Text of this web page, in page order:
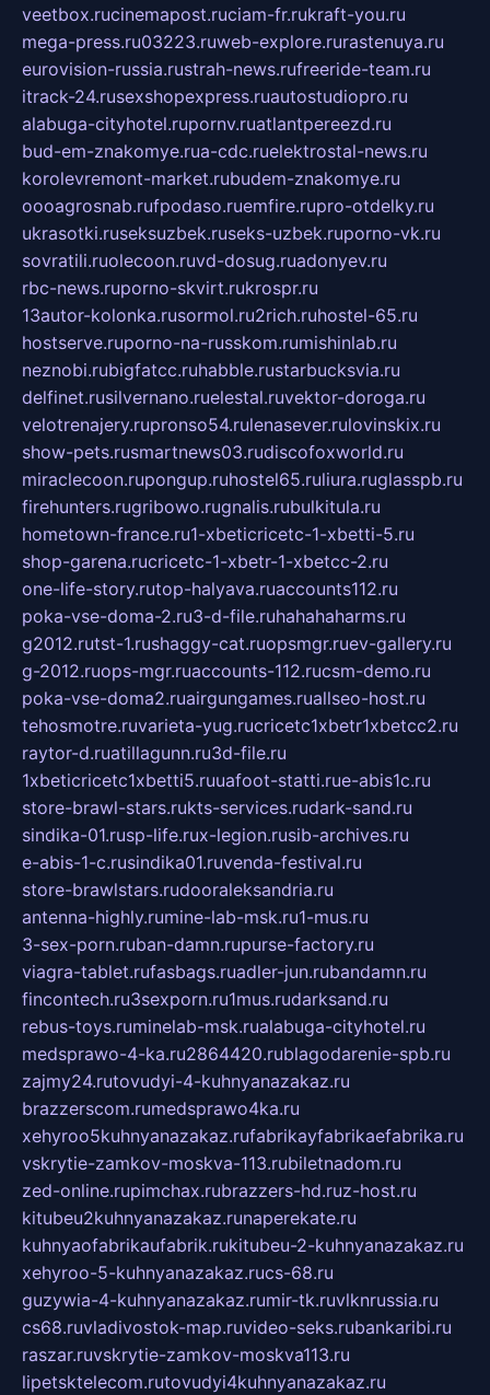
veetbox.rucinemapost.ruciam-fr.rukraft-you.ru
mega-press.ru03223.ruweb-explore.rurastenuya.ru
eurovision-russia.rustrah-news.rufreeride-team.ru
itrack-24.rusexshopexpress.ruautostudiopro.ru
alabuga-cityhotel.rupornv.ruatlantpereezd.ru
bud-em-znakomye.rua-cdc.ruelektrostal-news.ru
korolevremont-market.rubudem-znakomye.ru
oooagrosnab.rufpodaso.ruemfire.rupro-otdelky.ru
ukrasotki.ruseksuzbek.ruseks-uzbek.ruporno-vk.ru
sovratili.ruolecoon.ruvd-dosug.ruadonyev.ru
rbc-news.ruporno-skvirt.rukrospr.ru
13autor-kolonka.rusormol.ru2rich.ruhostel-65.ru
hostserve.ruporno-na-russkom.rumishinlab.ru
neznobi.rubigfatcc.ruhabble.rustarbucksvia.ru
delfinet.rusilvernano.ruelestal.ruvektor-doroga.ru
velotrenajery.rupronso54.rulenasever.rulovinskix.ru
show-pets.rusmartnews03.rudiscofoxworld.ru
miraclecoon.rupongup.ruhostel65.ruliura.ruglasspb.ru
firehunters.rugribowo.rugnalis.rubulkitula.ru
hometown-france.ru1-xbeticricetc-1-xbetti-5.ru
shop-garena.rucricetc-1-xbetr-1-xbetcc-2.ru
one-life-story.rutop-halyava.ruaccounts112.ru
poka-vse-doma-2.ru3-d-file.ruhahahaharms.ru
g2012.rutst-1.rushaggy-cat.ruopsmgr.ruev-gallery.ru
g-2012.ruops-mgr.ruaccounts-112.rucsm-demo.ru
poka-vse-doma2.ruairgungames.ruallseo-host.ru
tehosmotre.ruvarieta-yug.rucricetc1xbetr1xbetcc2.ru
raytor-d.ruatillagunn.ru3d-file.ru
1xbeticricetc1xbetti5.ruuafoot-statti.rue-abis1c.ru
store-brawl-stars.rukts-services.rudark-sand.ru
sindika-01.rusp-life.rux-legion.rusib-archives.ru
e-abis-1-c.rusindika01.ruvenda-festival.ru
store-brawlstars.rudooraleksandria.ru
antenna-highly.rumine-lab-msk.ru1-mus.ru
3-sex-porn.ruban-damn.rupurse-factory.ru
viagra-tablet.rufasbags.ruadler-jun.rubandamn.ru
fincontech.ru3sexporn.ru1mus.rudarksand.ru
rebus-toys.ruminelab-msk.rualabuga-cityhotel.ru
medsprawo-4-ka.ru2864420.rublagodarenie-spb.ru
zajmy24.rutovudyi-4-kuhnyanazakaz.ru
brazzerscom.rumedsprawo4ka.ru
xehyroo5kuhnyanazakaz.rufabrikayfabrikaefabrika.ru
vskrytie-zamkov-moskva-113.rubiletnadom.ru
zed-online.rupimchax.rubrazzers-hd.ruz-host.ru
kitubeu2kuhnyanazakaz.runaperekate.ru
kuhnyaofabrikaufabrik.rukitubeu-2-kuhnyanazakaz.ru
xehyroo-5-kuhnyanazakaz.rucs-68.ru
guzywia-4-kuhnyanazakaz.rumir-tk.ruvlknrussia.ru
cs68.ruvladivostok-map.ruvideo-seks.rubankaribi.ru
raszar.ruvskrytie-zamkov-moskva113.ru
lipetsktelecom.rutovudyi4kuhnyanazakaz.ru